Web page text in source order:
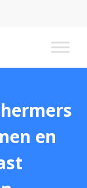
en